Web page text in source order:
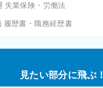
失業保険・労働法
履歴書・職務経歴書
見たい部分に飛ぶ！